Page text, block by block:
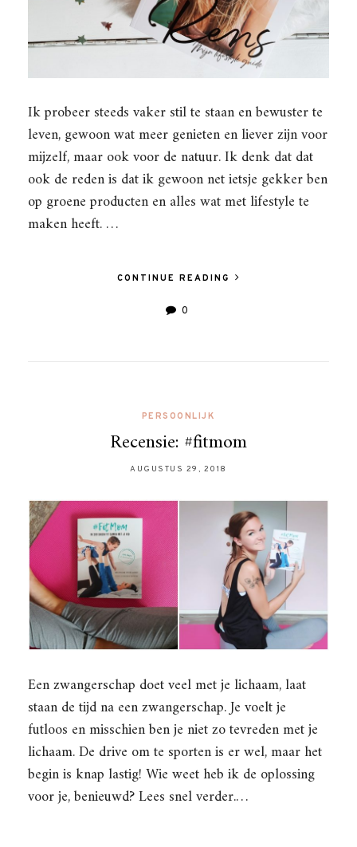
Ik probeer steeds vaker stil te staan en bewuster te
leven, gewoon wat meer genieten en liever zijn voor
mijzelf, maar ook voor de natuur. Ik denk dat dat
ook de reden is dat ik gewoon net ietsje gekker ben
op groene producten en alles wat met lifestyle te
maken heeft. …
CONTINUE READING
0
PERSOONLIJK
Recensie: #fitmom
AUGUSTUS 29, 2018
Een zwangerschap doet veel met je lichaam, laat
staan de tijd na een zwangerschap. Je voelt je
futloos en misschien ben je niet zo tevreden met je
lichaam. De drive om te sporten is er wel, maar het
begin is knap lastig! Wie weet heb ik de oplossing
voor je, benieuwd? Lees snel verder.…